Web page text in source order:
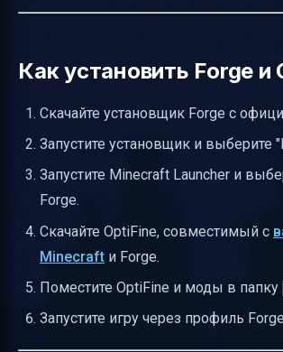
Как установить Forge и
Скачайте установщик Forge с
Запустите установщик и выберите
Запустите Minecraft Launcher и
Forge.
Скачайте OptiFine, совместимый с
Minecraft и Forge.
Поместите OptiFine и моды в папку
Запустите игру через профиль